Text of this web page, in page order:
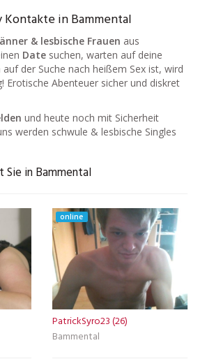
Kontakte in Bammental
& lesbische Frauen aus
Date suchen, warten auf deine
der Suche nach heißem Sex ist, wird
Erotische Abenteuer sicher und diskret
und heute noch mit Sicherheit
werden schwule & lesbische Singles
Sie in Bammental
online
PatrickSyro23 (26)
Bammental